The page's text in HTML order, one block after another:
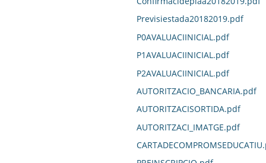
Previsiestada20182019.pdf
P0AVALUACIINICIAL.pdf
P1AVALUACIINICIAL.pdf
P2AVALUACIINICIAL.pdf
AUTORITZACIO_BANCARIA.pdf
AUTORITZACISORTIDA.pdf
AUTORITZACI_IMATGE.pdf